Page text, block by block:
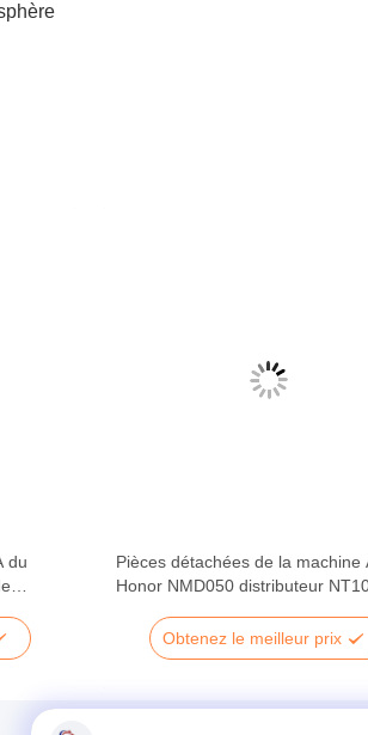
du
Pièces détachées de la machine
Honor NMD050 distributeur
Obtenez le meilleur prix